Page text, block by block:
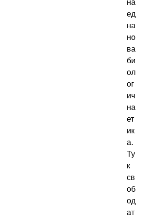
на
ед
на
но
ва
би
ол
ог
ич
на
ет
ик
а.
Ту
к
св
об
од
ат